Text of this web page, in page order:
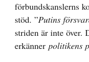
förbundskanslerns
stöd. ”Putins
striden är inte över.
erkänner politikens